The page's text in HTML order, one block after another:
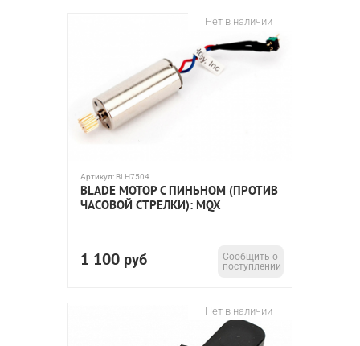
Нет в наличии
Артикул: BLH7504
BLADE МОТОР С ПИНЬНОМ (ПРОТИВ
ЧАСОВОЙ СТРЕЛКИ): MQX
1 100 руб
Сообщить о
поступлении
Нет в наличии